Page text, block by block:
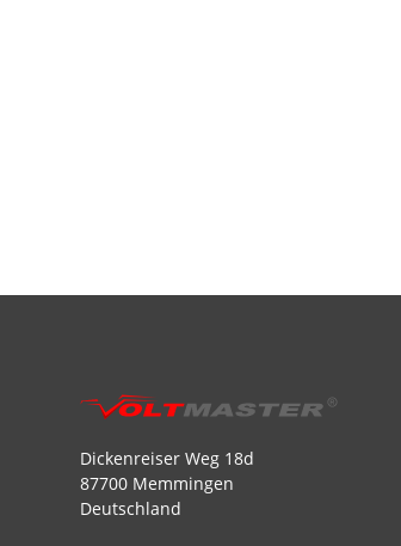
Dickenreiser Weg 18d
87700 Memmingen
Deutschland